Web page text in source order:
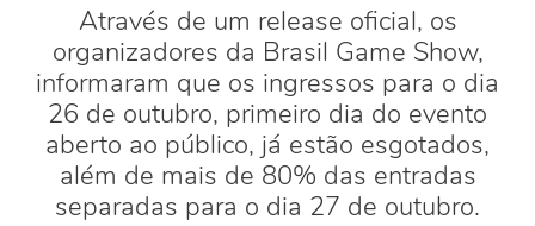
Através de um release oficial, os
organizadores da Brasil Game Show,
informaram que os ingressos para o dia
26 de outubro, primeiro dia do evento
aberto ao público, já estão esgotados,
além de mais de 80% das entradas
separadas para o dia 27 de outubro.